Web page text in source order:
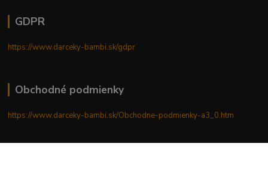
GDPR
https://www.darceky-bambi.sk/gdpr
Obchodné podmienky
https://www.darceky-bambi.sk/Obchodne-podmienky-a3_0.htm